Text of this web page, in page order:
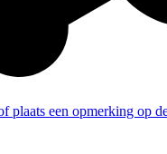
plaats een opmerking op